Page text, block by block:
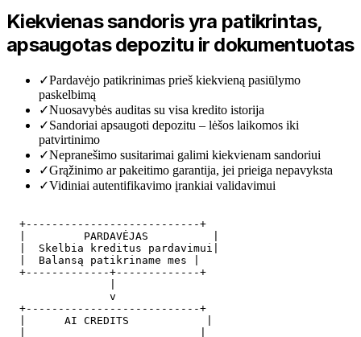
Kiekvienas sandoris yra patikrintas,
apsaugotas depozitu ir dokumentuotas
✓Pardavėjo patikrinimas prieš kiekvieną pasiūlymo
paskelbimą
✓Nuosavybės auditas su visa kredito istorija
✓Sandoriai apsaugoti depozitu – lėšos laikomos iki
patvirtinimo
✓Nepranešimo susitarimai galimi kiekvienam sandoriui
✓Grąžinimo ar pakeitimo garantija, jei prieiga nepavyksta
✓Vidiniai autentifikavimo įrankiai validavimui
  +---------------------------+
  |         PARDAVĖJAS          |
  |  Skelbia kreditus pardavimui|
  |  Balansą patikriname mes |
  +-------------+-------------+
                v
  +---------------------------+
  |      AI CREDITS            |